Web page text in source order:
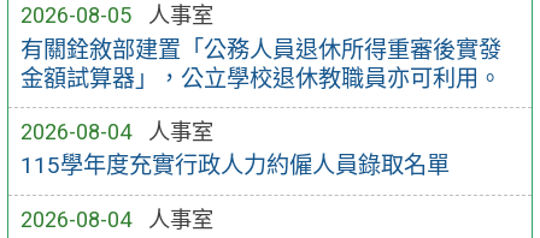
2026-08-05 人事室
有關銓敘部建置「公務人員退休所得重審後實發
金額試算器」，公立學校退休教職員亦可利用。
2026-08-04 人事室
115學年度充實行政人力約僱人員錄取名單
2026-08-04 人事室